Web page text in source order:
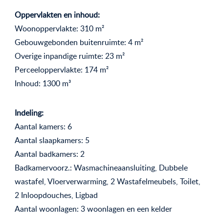
Oppervlakten en inhoud:
Woonoppervlakte: 310 m²
Gebouwgebonden buitenruimte: 4 m²
Overige inpandige ruimte: 23 m²
Perceeloppervlakte: 174 m²
Inhoud: 1300 m³
Indeling:
Aantal kamers: 6
Aantal slaapkamers: 5
Aantal badkamers: 2
Badkamervoorz.: Wasmachineaansluiting, Dubbele
wastafel, Vloerverwarming, 2 Wastafelmeubels, Toilet,
2 Inloopdouches, Ligbad
Aantal woonlagen: 3 woonlagen en een kelder